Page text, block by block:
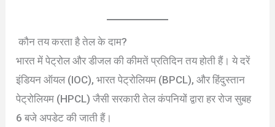
कौन तय करता है तेल के दाम?
भारत में पेट्रोल और डीजल की कीमतें प्रतिदिन तय होती हैं। ये दरें
इंडियन ऑयल (IOC), भारत पेट्रोलियम (BPCL), और हिंदुस्तान
पेट्रोलियम (HPCL) जैसी सरकारी तेल कंपनियों द्वारा हर रोज सुबह
6 बजे अपडेट की जाती हैं।